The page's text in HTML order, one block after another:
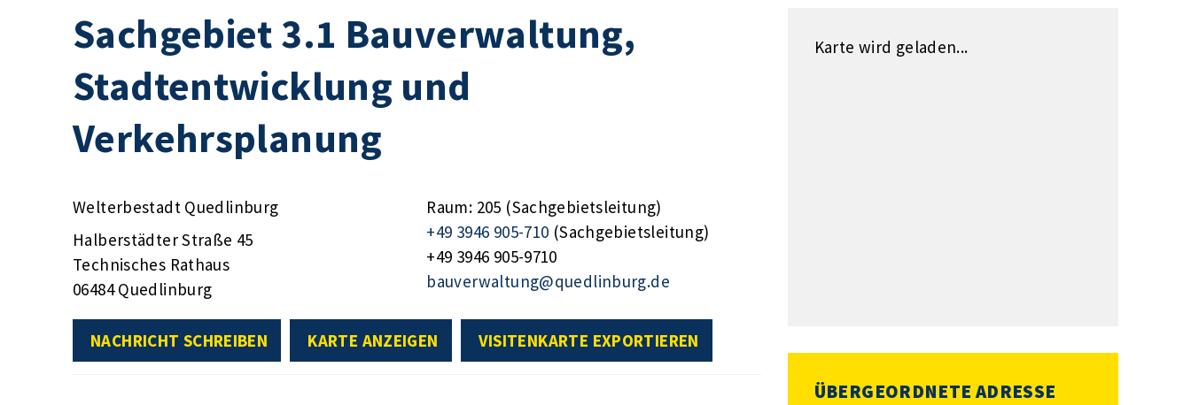
Sachgebiet 3.1 Bauverwaltung,
Stadtentwicklung und
Verkehrsplanung
Welterbestadt Quedlinburg
Halberstädter Straße 45
Technisches Rathaus
06484 Quedlinburg
Raum: 205 (Sachgebietsleitung)
+49 3946 905-710 (Sachgebietsleitung)
+49 3946 905-9710
bauverwaltung@quedlinburg.de
NACHRICHT SCHREIBEN KARTE ANZEIGEN VISITENKARTE EXPORTIEREN
Karte wird geladen...
ÜBERGEORDNETE ADRESSE